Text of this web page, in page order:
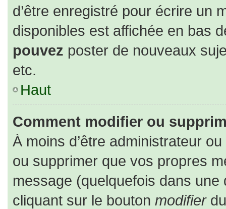
d’être enregistré pour écrire un
disponibles est affichée en bas
pouvez poster de nouveaux
etc.
Haut
Comment modifier ou
À moins d’être administrateur
ou supprimer que vos propres
message (quelquefois dans
cliquant sur le bouton modifierdu